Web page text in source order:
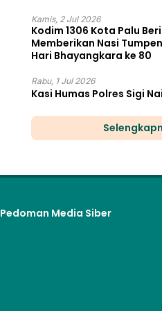
Kamis, 2 Jul 2026
Kodim 1306 Kota Palu
Memberikan Nasi
Hari Bhayangkara ke 80
Rabu, 1 Jul 2026
Kasi Humas Polres Sigi
Pedoman Media Siber